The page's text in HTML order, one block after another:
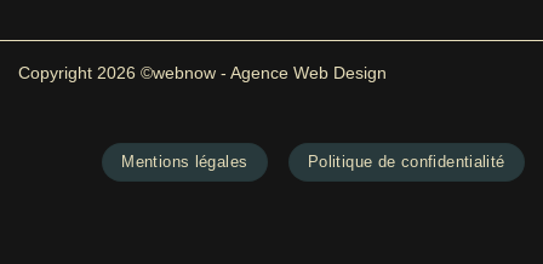
Copyright 2026 ©webnow - Agence Web Design
Mentions légales Politique de confidentialité